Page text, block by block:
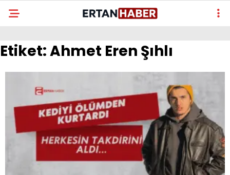
Etiket:Ahmet Eren Şıhlı